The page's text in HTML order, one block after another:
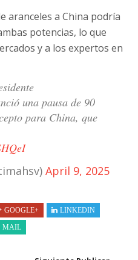
aranceles a China podría
potencias, lo que
y a los expertos en
una pausa de 90
para China, que
April 9, 2025
GOOGLE+
LINKEDIN
MAIL